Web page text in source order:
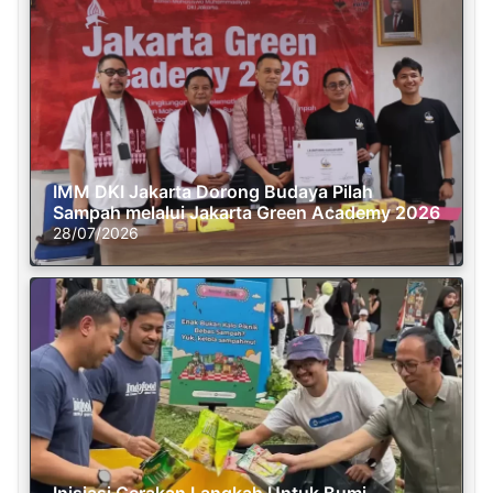
IMM DKI Jakarta Dorong Budaya Pilah
Sampah melalui Jakarta Green Academy 2026
28/07/2026